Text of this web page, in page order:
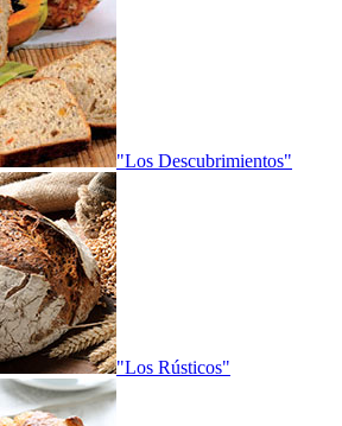
"Los Descubrimientos"
"Los Rústicos"